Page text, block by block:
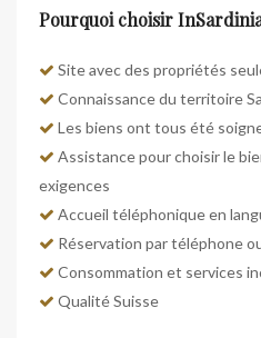
Pourquoi choisir
Site avec des propriétés
Connaissance du territoire
Les biens ont tous été
Assistance pour choisir le
exigences
Accueil téléphonique en
Réservation par téléphone
Consommation et services
Qualité Suisse